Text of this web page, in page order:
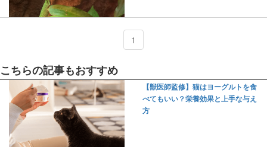
1
こちらの記事もおすすめ
【獣医師監修】猫はヨーグルトを食
べてもいい？栄養効果と上手な与え
方